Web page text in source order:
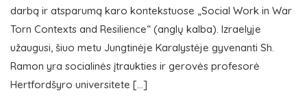
darbą ir atsparumą karo kontekstuose „Social Work in War
Torn Contexts and Resilience“ (anglų kalba). Izraelyje
užaugusi, šiuo metu Jungtinėje Karalystėje gyvenanti Sh.
Ramon yra socialinės įtraukties ir gerovės profesorė
Hertfordšyro universitete […]